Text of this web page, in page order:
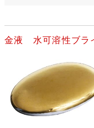
金液 水可溶性ブ